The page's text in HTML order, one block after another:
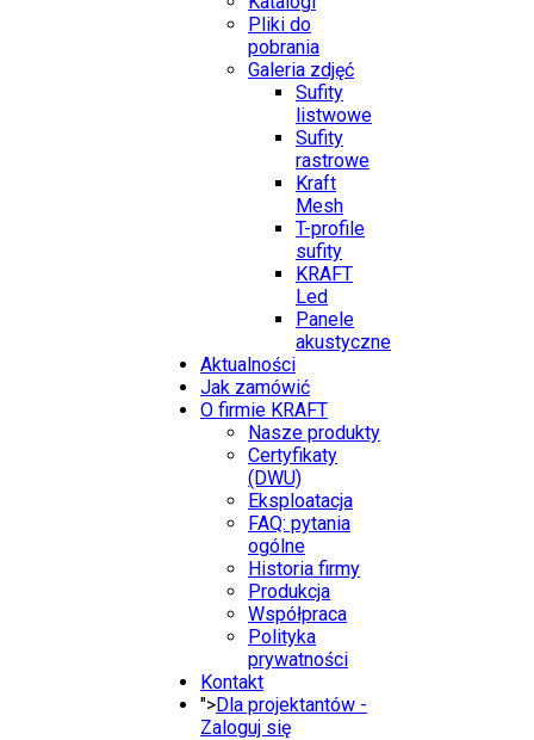
Pliki do
pobrania
Galeria zdjęć
Sufity
listwowe
Sufity
rastrowe
Kraft
Mesh
T-profile
sufity
KRAFT
Led
Panele
akustyczne
Aktualności
Jak zamówić
O firmie KRAFT
Nasze produkty
Certyfikaty
(DWU)
Eksploatacja
FAQ: pytania
ogólne
Historia firmy
Produkcja
Współpraca
Polityka
prywatności
Kontakt
">Dla projektantów -
Zaloguj się